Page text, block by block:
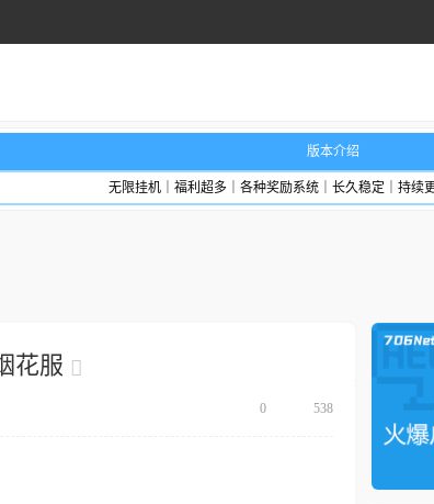
版本介绍
无限挂机｜福利超多｜各种奖励系统｜长久稳定｜持续
花服
538
0